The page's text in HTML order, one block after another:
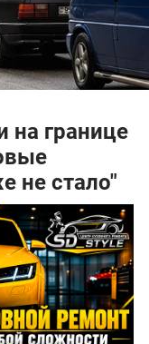
на границе
не стало"